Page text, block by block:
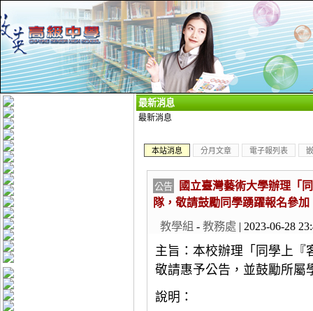
最新消息
最新消息
本站消息 分月文章 電子報列表
公告
國立臺灣藝術大學辦理「
隊，敬請鼓勵同學踴躍報名參加
教學組 - 教務處 | 2023-06-28
主旨：本校辦理「同學上『
敬請惠予公告，並鼓勵所屬
說明：